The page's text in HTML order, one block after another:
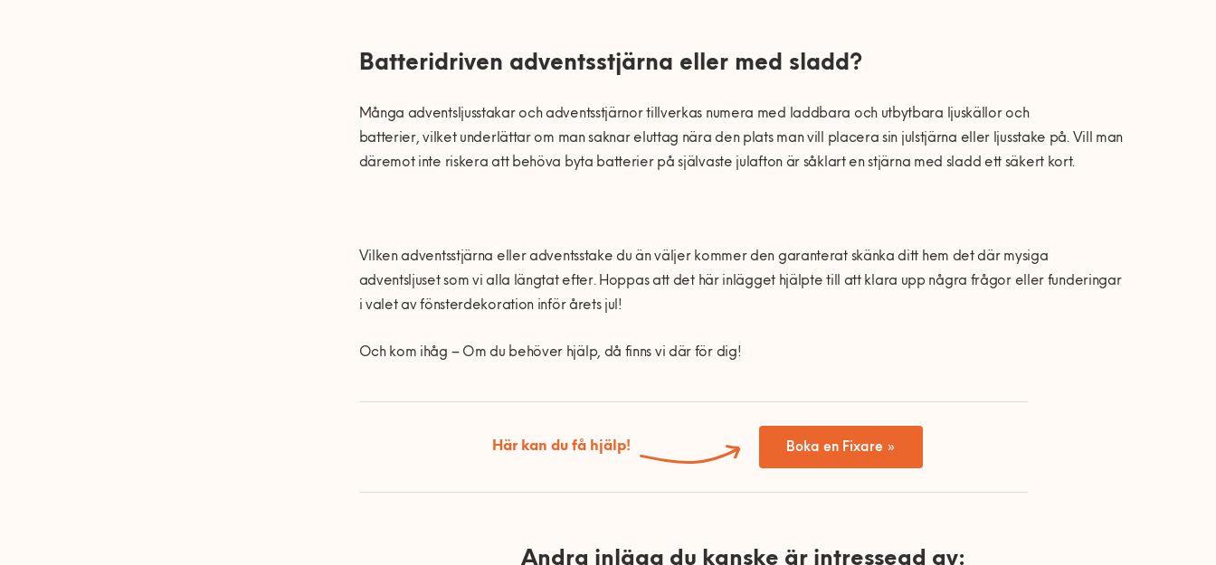
Batteridriven adventsstjärna eller med sladd?
Många adventsljusstakar och adventsstjärnor tillverkas numera med laddbara och utbytbara ljuskällor och
batterier, vilket underlättar om man saknar eluttag nära den plats man vill placera sin julstjärna eller ljusstake på. Vill man
däremot inte riskera att behöva byta batterier på självaste julafton är såklart en stjärna med sladd ett säkert kort.
Vilken adventsstjärna eller adventsstake du än väljer kommer den garanterat skänka ditt hem det där mysiga
adventsljuset som vi alla längtat efter. Hoppas att det här inlägget hjälpte till att klara upp några frågor eller funderingar
i valet av fönsterdekoration inför årets jul!
Och kom ihåg – Om du behöver hjälp, då finns vi där för dig!
Här kan du få hjälp! Boka en Fixare »
Andra inlägg du kanske är intressead av: